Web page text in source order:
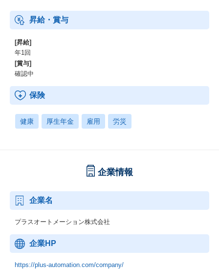
昇給・賞与
[昇給]
年1回
[賞与]
確認中
保険
健康 厚生年金 雇用 労災
企業情報
企業名
プラスオートメーション株式会社
企業HP
https://plus-automation.com/company/